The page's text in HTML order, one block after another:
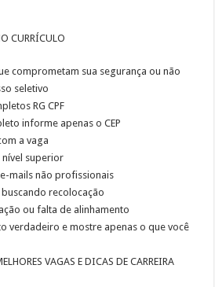
CURRÍCULO
comprometam sua segurança ou não
seletivo
RG CPF
informe apenas o CEP
a vaga
nível superior
mails não profissionais
recolocação
ou falta de alinhamento
verdadeiro e mostre apenas o que você
VAGAS E DICAS DE CARREIRA